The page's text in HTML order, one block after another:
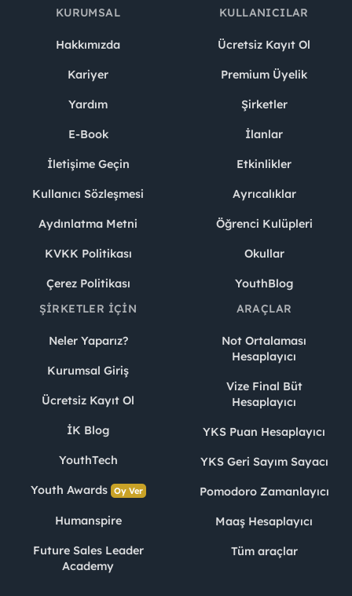
KURUMSAL
Hakkımızda
Kariyer
Yardım
E-Book
İletişime Geçin
Kullanıcı Sözleşmesi
Aydınlatma Metni
KVKK Politikası
Çerez Politikası
KULLANICILAR
Ücretsiz Kayıt Ol
Premium Üyelik
Şirketler
İlanlar
Etkinlikler
Ayrıcalıklar
Öğrenci Kulüpleri
Okullar
YouthBlog
ŞIRKETLER İÇIN
Neler Yaparız?
Kurumsal Giriş
Ücretsiz Kayıt Ol
İK Blog
YouthTech
Youth Awards Oy Ver
Humanspire
Future Sales Leader
Academy
ARAÇLAR
Not Ortalaması
Hesaplayıcı
Vize Final Büt
Hesaplayıcı
YKS Puan Hesaplayıcı
YKS Geri Sayım Sayacı
Pomodoro Zamanlayıcı
Maaş Hesaplayıcı
Tüm araçlar